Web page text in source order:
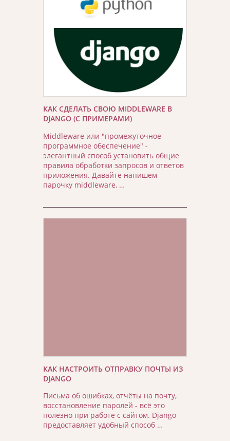
КАК СДЕЛАТЬ СВОЮ MIDDLEWARE В
DJANGO (С ПРИМЕРАМИ)
Middleware или "промежуточное
программное обеспечение" -
элегантный способ установить общие
правила обработки запросов и ответов
приложения. Давайте напишем
парочку middleware, …
КАК НАСТРОИТЬ ОТПРАВКУ ПОЧТЫ ИЗ
DJANGO
Письма об ошибках, отчёты на почту,
восстановление паролей - всё это
полезно при работе с сайтом. Django
предоставляет удобный способ …